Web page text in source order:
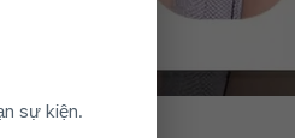
sự kiện.